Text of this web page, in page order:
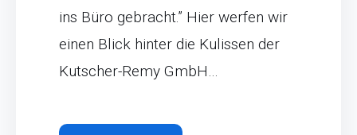
ins Büro gebracht.” Hier werfen wir
einen Blick hinter die Kulissen der
Kutscher-Remy GmbH…